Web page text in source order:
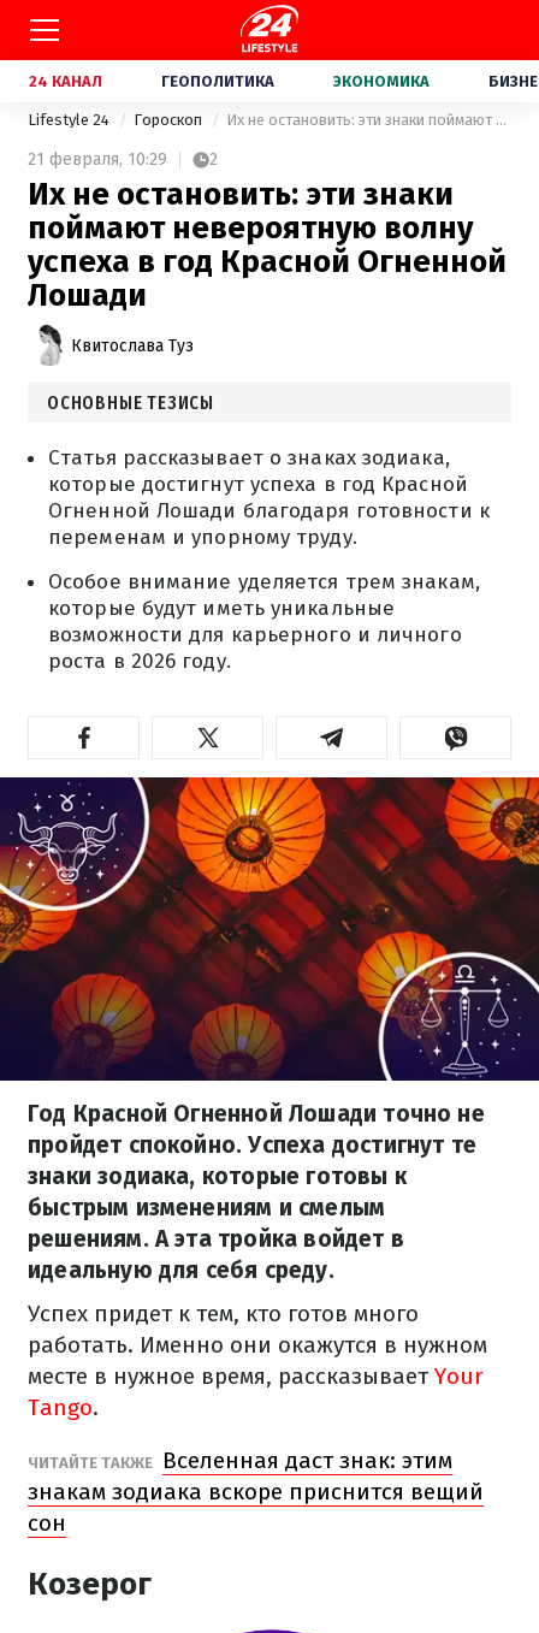
24 КАНАЛ ГЕОПОЛИТИКА ЭКОНОМИКА
Lifestyle 24 Гороскоп Их не остановить: эти знаки поймают невероятную волну успеха в год Красной Огненной Лошади
21 февраля, 10:29 2
Их не остановить: эти знаки
поймают невероятную волну
успеха в год Красной Огненной
Лошади
Квитослава Туз
ОСНОВНЫЕ ТЕЗИСЫ
Статья рассказывает о знаках зодиака,
которые достигнут успеха в год Красной
Огненной Лошади благодаря готовности к
переменам и упорному труду.
Особое внимание уделяется трем знакам,
которые будут иметь уникальные
возможности для карьерного и личного
роста в 2026 году.
Год Красной Огненной Лошади точно не
пройдет спокойно. Успеха достигнут те
знаки зодиака, которые готовы к
быстрым изменениям и смелым
решениям. А эта тройка войдет в
идеальную для себя среду.
Успех придет к тем, кто готов много
работать. Именно они окажутся в нужном
месте в нужное время, рассказываетYour
Tango.
ЧИТАЙТЕ ТАКЖЕ
Вселенная даст знак: этим
знакам зодиака вскоре приснится вещий
сон
Козерог